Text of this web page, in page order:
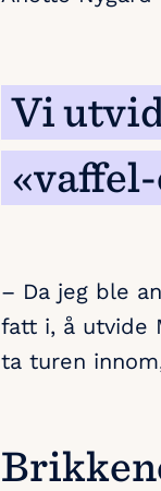
Vi
«vaffel-
– Da jeg ble
fatt i, å utvide
ta turen